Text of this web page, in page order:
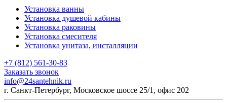
Установка ванны
Установка душевой кабины
Установка раковины
Установка смесителя
Установка унитаза, инсталляции
+7 (812) 561-30-83
Заказать звонок
info@24santehnik.ru
г. Санкт-Петербург, Московское шоссе 25/1, офис 202